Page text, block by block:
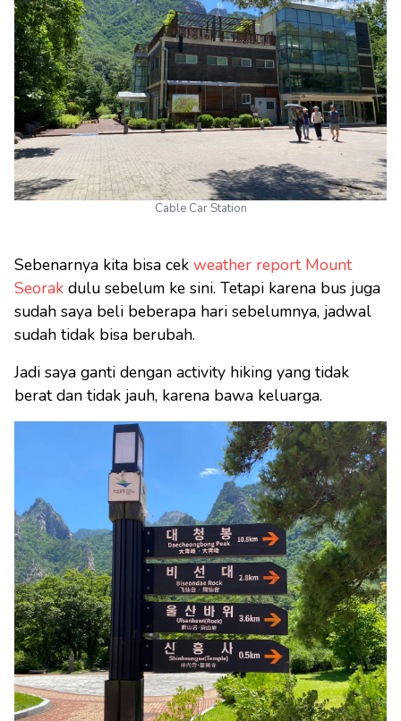
Cable Car Station
Sebenarnya kita bisa cek weather report Mount
Seorak dulu sebelum ke sini. Tetapi karena bus juga
sudah saya beli beberapa hari sebelumnya, jadwal
sudah tidak bisa berubah.
Jadi saya ganti dengan activity hiking yang tidak
berat dan tidak jauh, karena bawa keluarga.